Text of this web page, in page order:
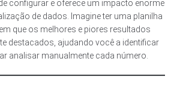
configurar e oferece um impacto enorme
de dados. Imagine ter uma planilha
que os melhores e piores resultados
destacados, ajudando você a identificar
analisar manualmente cada número.